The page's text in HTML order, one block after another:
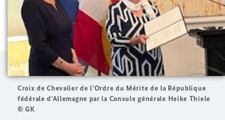
Croix de Chevalier de l’Ordre du Mérite de la République
fédérale d’Allemagne par la Consule générale Heike Thiele
© GK